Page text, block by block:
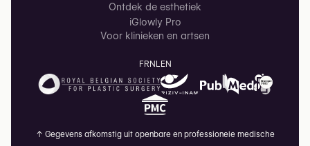
Ontdek de esthetiek
iGlowly Pro
Voor klinieken en artsen
FRNLEN
↑ Gegevens afkomstig uit openbare en professionele medische